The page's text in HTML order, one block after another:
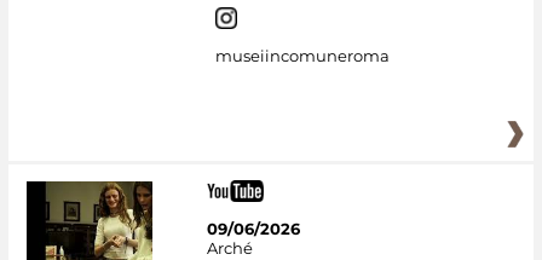
museiincomuneroma
09/06/2026
Arché